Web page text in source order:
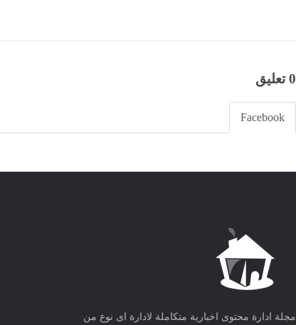
0 تعليق
Facebook
مجلة ادارة محتوى اخبارية متكاملة لادارة اى نوع من